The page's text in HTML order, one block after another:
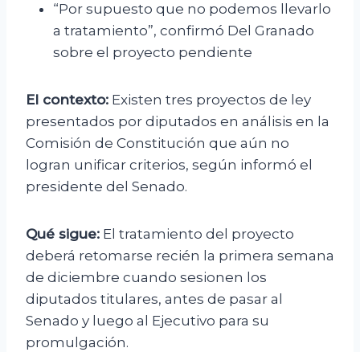
“Por supuesto que no podemos llevarlo
a tratamiento”, confirmó Del Granado
sobre el proyecto pendiente
El contexto: Existen tres proyectos de ley
presentados por diputados en análisis en la
Comisión de Constitución que aún no
logran unificar criterios, según informó el
presidente del Senado.
Qué sigue: El tratamiento del proyecto
deberá retomarse recién la primera semana
de diciembre cuando sesionen los
diputados titulares, antes de pasar al
Senado y luego al Ejecutivo para su
promulgación.